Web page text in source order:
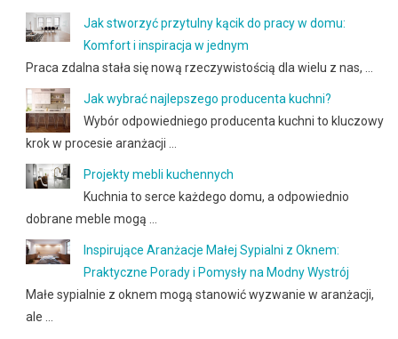
Jak stworzyć przytulny kącik do pracy w domu:
Komfort i inspiracja w jednym
Praca zdalna stała się nową rzeczywistością dla wielu z nas, …
Jak wybrać najlepszego producenta kuchni?
Wybór odpowiedniego producenta kuchni to kluczowy
krok w procesie aranżacji …
Projekty mebli kuchennych
Kuchnia to serce każdego domu, a odpowiednio
dobrane meble mogą …
Inspirujące Aranżacje Małej Sypialni z Oknem:
Praktyczne Porady i Pomysły na Modny Wystrój
Małe sypialnie z oknem mogą stanowić wyzwanie w aranżacji,
ale …